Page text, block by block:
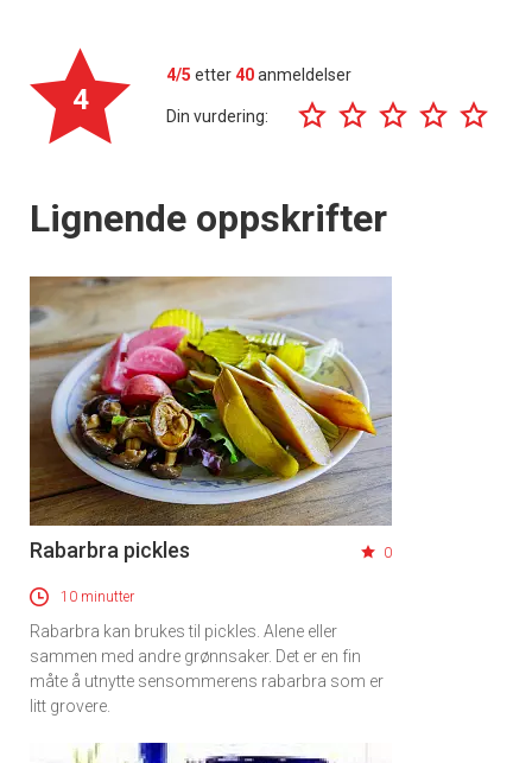
4
4/5 etter40anmeldelser
Din vurdering:
Lignende oppskrifter
Rabarbra pickles 0
10 minutter
Rabarbra kan brukes til pickles. Alene eller
sammen med andre grønnsaker. Det er en fin
måte å utnytte sensommerens rabarbra som er
litt grovere.